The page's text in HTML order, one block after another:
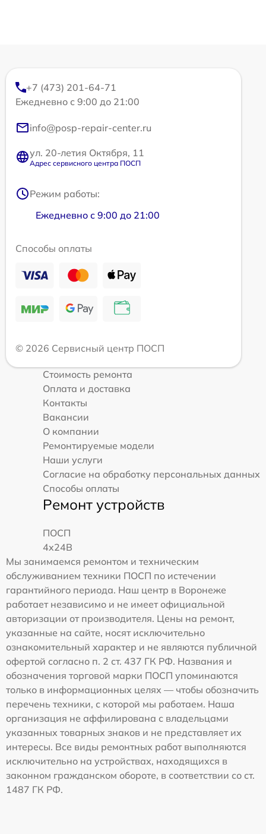
+7 (473) 201-64-71
Ежедневно с 9:00 до 21:00
info@posp-repair-center.ru
ул. 20-летия Октября, 11
Адрес сервисного центра ПОСП
Режим работы:
Ежедневно с 9:00 до 21:00
Способы оплаты
© 2026 Сервисный центр ПОСП
Стоимость ремонта
Оплата и доставка
Контакты
Вакансии
О компании
Ремонтируемые модели
Наши услуги
Согласие на обработку персональных данных
Способы оплаты
Ремонт устройств
ПОСП
4x24B
Мы занимаемся ремонтом и техническим
обслуживанием техники ПОСП по истечении
гарантийного периода. Наш центр в Воронеже
работает независимо и не имеет официальной
авторизации от производителя. Цены на ремонт,
указанные на сайте, носят исключительно
ознакомительный характер и не являются публичной
офертой согласно п. 2 ст. 437 ГК РФ. Названия и
обозначения торговой марки ПОСП упоминаются
только в информационных целях — чтобы обозначить
перечень техники, с которой мы работаем. Наша
организация не аффилирована с владельцами
указанных товарных знаков и не представляет их
интересы. Все виды ремонтных работ выполняются
исключительно на устройствах, находящихся в
законном гражданском обороте, в соответствии со ст.
1487 ГК РФ.